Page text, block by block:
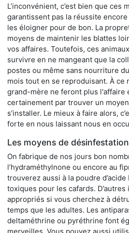
L’inconvénient, c’est bien que ces
garantissent pas la réussite
les éloigner pour de bon. La
moyens de maintenir les blattes
vos affaires. Toutefois, ces
survivre en ne mangeant que la
postes ou même sans nourriture
mois tout en se reproduisant. À ce
grand-mère ne feront plus l'affaire
certainement par trouver un
s’installer. Le mieux à faire alors,
forte en nous laissant nous en
Les moyens de
On fabrique de nos jours bon
l’hydraméthylnone ou encore au
trouverez aussi à la poudre
toxiques pour les cafards.
appropriés si vous cherchez à
temps que les adultes. Les
deltaméthrine ou pyréthrine font